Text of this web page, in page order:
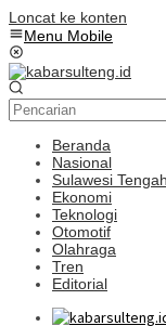
Loncat ke konten
Menu Mobile
Beranda
Nasional
Sulawesi Tengah
Ekonomi
Teknologi
Otomotif
Olahraga
Tren
Editorial